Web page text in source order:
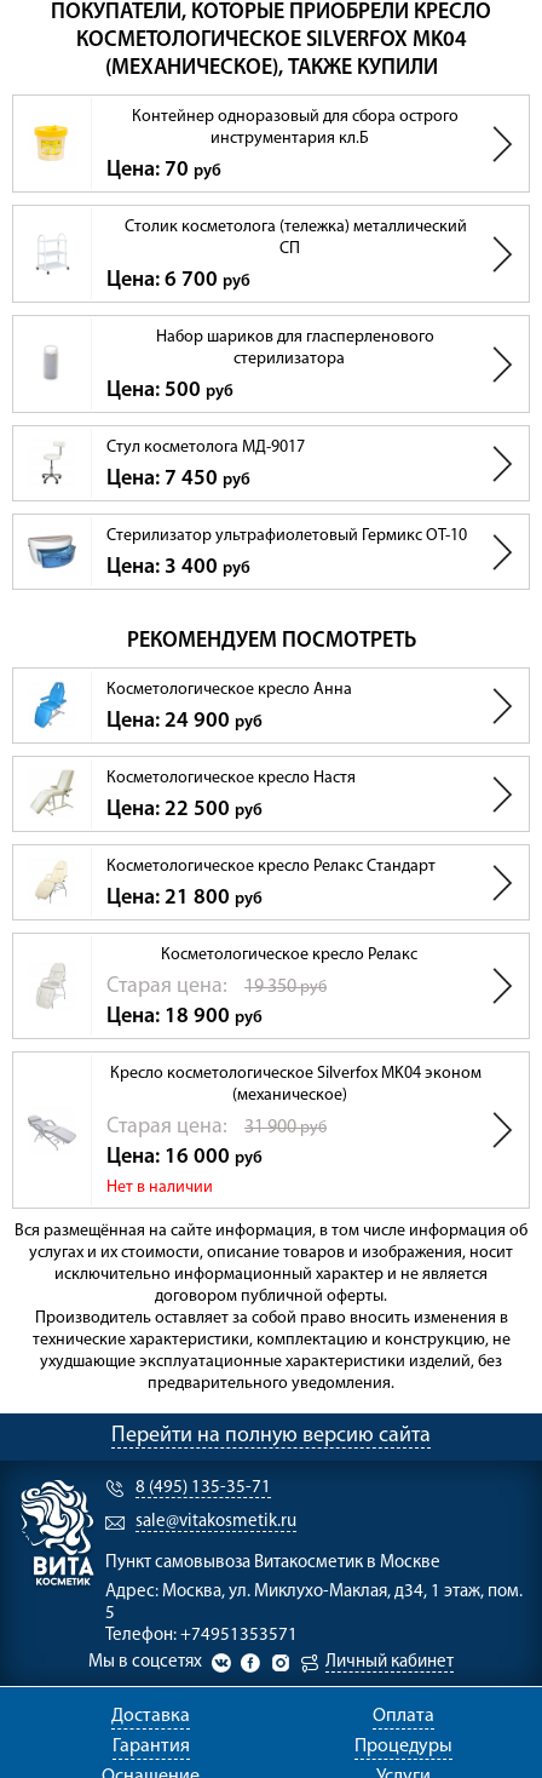
ПОКУПАТЕЛИ, КОТОРЫЕ ПРИОБРЕЛИ КРЕСЛО
КОСМЕТОЛОГИЧЕСКОЕ SILVERFOX MK04
(МЕХАНИЧЕСКОЕ), ТАКЖЕ КУПИЛИ
Контейнер одноразовый для сбора острого
инструментария кл.Б
Цена: 70 руб
Столик косметолога (тележка) металлический
СП
Цена: 6 700 руб
Набор шариков для гласперленового
стерилизатора
Цена: 500 руб
Стул косметолога MД-9017
Цена: 7 450 руб
Стерилизатор ультрафиолетовый Гермикс ОТ-10
Цена: 3 400 руб
РЕКОМЕНДУЕМ ПОСМОТРЕТЬ
Косметологическое кресло Анна
Цена: 24 900 руб
Косметологическое кресло Настя
Цена: 22 500 руб
Косметологическое кресло Релакс Стандарт
Цена: 21 800 руб
Косметологическое кресло Релакс
Cтарая цена: 19 350руб
Цена: 18 900 руб
Кресло косметологическое Silverfox MK04 эконом
(механическое)
Cтарая цена: 31 900руб
Цена: 16 000 руб
Нет в наличии
Вся размещённая на сайте информация, в том числе информация об
услугах и их стоимости, описание товаров и изображения, носит
исключительно информационный характер и не является
договором публичной оферты.
Производитель оставляет за собой право вносить изменения в
технические характеристики, комплектацию и конструкцию, не
ухудшающие эксплуатационные характеристики изделий, без
предварительного уведомления.
Перейти на полную версию сайта
8 (495) 135-35-71
sale@vitakosmetik.ru
Пункт самовывоза Витакосметик в Москве
Адрес: Москва, ул. Миклухо-Маклая, д34, 1 этаж, пом.
5
Телефон: +74951353571
Мы в соцсетях
Личный кабинет
Доставка
Оплата
Гарантия
Процедуры